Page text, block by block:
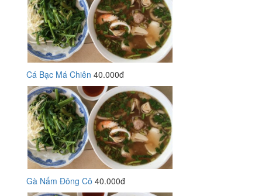
Cá Bạc Má Chiên 40.000đ
Gà Nấm Đông Cô 40.000đ